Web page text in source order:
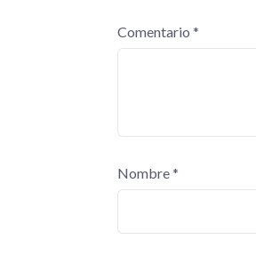
Comentario *
Nombre*